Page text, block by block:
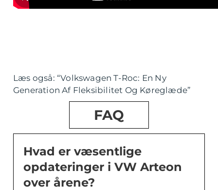
Læs også: “Volkswagen T-Roc: En Ny
Generation Af Fleksibilitet Og Køreglæde”
FAQ
Hvad er væsentlige
opdateringer i VW Arteon
over årene?